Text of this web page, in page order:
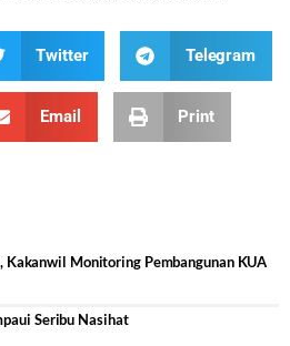
Twitter Telegram
Email Print
Kakanwil Monitoring Pembangunan KUA
Seribu Nasihat